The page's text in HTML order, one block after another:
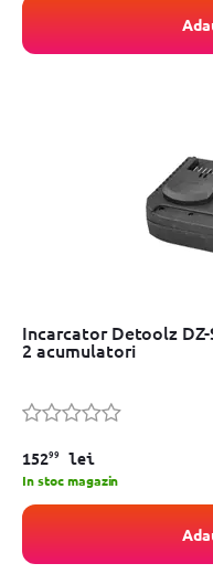
Incarcator Detoolz
2 acumulatori
15299 lei
In stoc magazin